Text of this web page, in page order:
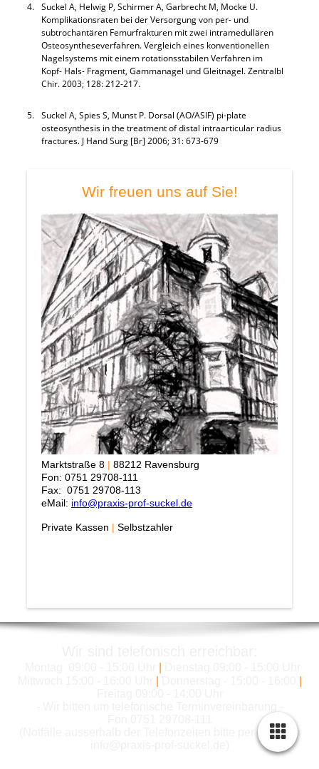
4. Suckel A, Helwig P, Schirmer A, Garbrecht M, Mocke U.
Komplikationsraten bei der Versorgung von per- und
subtrochantären Femurfrakturen mit zwei intramedullären
Osteosyntheseverfahren. Vergleich eines konventionellen
Nagelsystems mit einem rotationsstabilen Verfahren im
Kopf- Hals- Fragment, Gammanagel und Gleitnagel. Zentralbl
Chir. 2003; 128: 212-217.
5. Suckel A, Spies S, Munst P. Dorsal (AO/ASIF) pi-plate
osteosynthesis in the treatment of distal intraarticular radius
fractures. J Hand Surg [Br] 2006; 31: 673-679
Wir freuen uns auf Sie!
Marktstraße 8 | 88212 Ravensburg
Fon: 0751 29708-111
Fax: 0751 29708-113
eMail: info@praxis-prof-suckel.de
Private Kassen | Selbstzahler
(Notfälle ausserhalb der Telefonzeiten bitte per email an